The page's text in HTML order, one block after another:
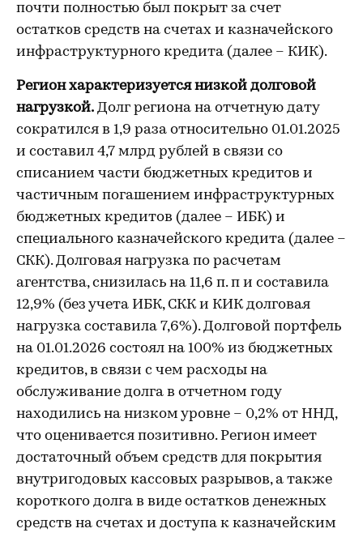
почти полностью был покрыт за счет
остатков средств на счетах и казначейского
инфраструктурного кредита (далее – КИК).
Регион характеризуется низкой долговой
нагрузкой. Долг региона на отчетную дату
сократился в 1,9 раза относительно 01.01.2025
и составил 4,7 млрд рублей в связи со
списанием части бюджетных кредитов и
частичным погашением инфраструктурных
бюджетных кредитов (далее – ИБК) и
специального казначейского кредита (далее –
СКК). Долговая нагрузка по расчетам
агентства, снизилась на 11,6 п. п и составила
12,9% (без учета ИБК, СКК и КИК долговая
нагрузка составила 7,6%). Долговой портфель
на 01.01.2026 состоял на 100% из бюджетных
кредитов, в связи с чем расходы на
обслуживание долга в отчетном году
находились на низком уровне – 0,2% от ННД,
что оценивается позитивно. Регион имеет
достаточный объем средств для покрытия
внутригодовых кассовых разрывов, а также
короткого долга в виде остатков денежных
средств на счетах и доступа к казначейским